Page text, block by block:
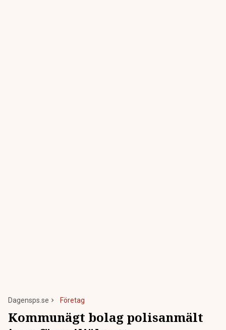
Dagensps.se Företag
Kommunägt bolag polisanmält